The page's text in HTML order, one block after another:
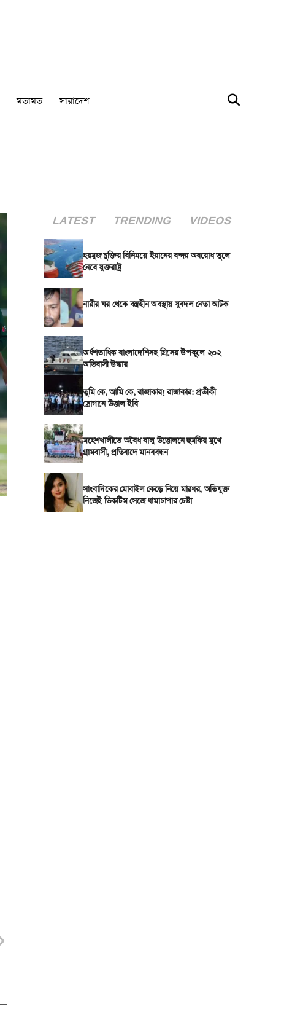
মতামত সারাদেশ
LATEST TRENDING VIDEOS
হরমুজ চুক্তির বিনিময়ে ইরানের বন্দর অবরোধ তুলে
নেবে যুক্তরাষ্ট্র
নারীর ঘর থেকে বস্ত্রহীন অবস্থায় যুবদল নেতা আটক
অর্ধশতাধিক বাংলাদেশিসহ গ্রিসের উপকূলে ২০২
অভিবাসী উদ্ধার
তুমি কে, আমি কে, রাজাকার! রাজাকার: প্রতীকী
স্লোগানে উত্তাল ইবি
মহেশখালীতে অবৈধ বালু উত্তোলনে হুমকির মুখে
গ্রামবাসী, প্রতিবাদে মানববন্ধন
সাংবাদিকের মোবাইল কেড়ে নিয়ে মারধর, অভিযুক্ত
নিজেই ভিকটিম সেজে ধামাচাপার চেষ্টা